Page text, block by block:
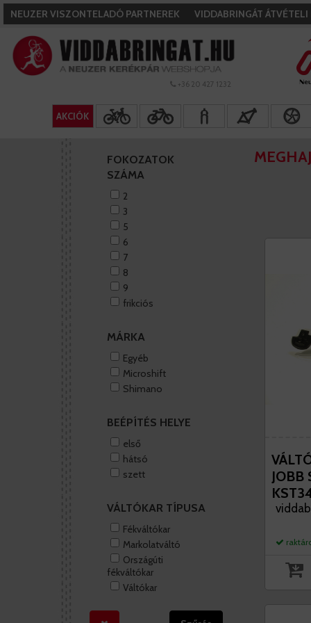
NEUZER VISZONTELADÓ PARTNEREK VIDDABRINGÁT
+36 20 427 1232
AKCIÓK
FOKOZATOK
SZÁMA
2
3
5
6
7
8
9
frikciós
MÁRKA
Egyéb
Microshift
Shimano
BEÉPÍTÉS HELYE
első
hátsó
szett
VÁLTÓKAR TÍPUSA
Fékváltókar
Markolatváltó
Országúti
fékváltókar
Váltókar
JOBB